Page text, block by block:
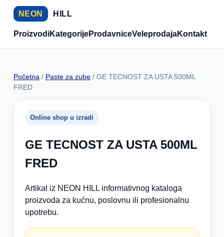
NEON HILL
ProizvodiKategorijeProdavniceVeleprodajaKontakt
Početna / Paste za zube/ GE TECNOST ZA USTA 500ML
FRED
Online shop u izradi
GE TECNOST ZA USTA 500ML
FRED
Artikal iz NEON HILL informativnog kataloga
proizvoda za kućnu, poslovnu ili profesionalnu
upotrebu.